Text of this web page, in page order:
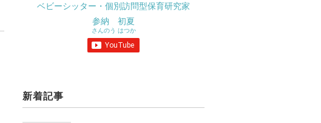
ベビーシッター・個別訪問型保育研究家
参納 初夏
さんのう はつか
新着記事